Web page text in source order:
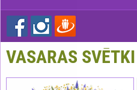
VASARAS SVĒTKI